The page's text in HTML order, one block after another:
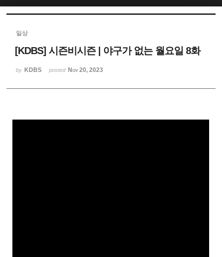
일상
[KDBS] 시즌비시즌 | 야구가 없는 월요일 8화
by KDBS posted Nov 20, 2023
Sketchbook5, 스케치북5